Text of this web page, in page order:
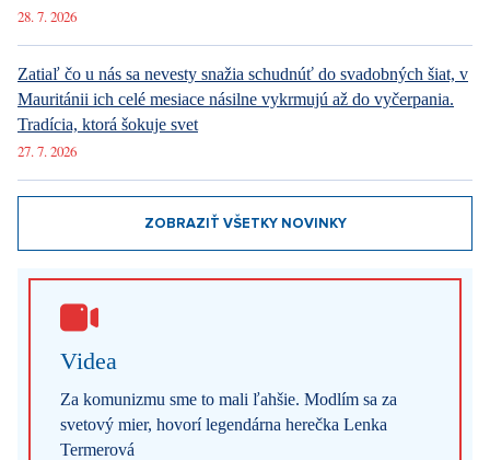
28. 7. 2026
Zatiaľ čo u nás sa nevesty snažia schudnúť do svadobných šiat, v
Mauritánii ich celé mesiace násilne vykrmujú až do vyčerpania.
Tradícia, ktorá šokuje svet
27. 7. 2026
ZOBRAZIŤ VŠETKY NOVINKY
Videa
Za komunizmu sme to mali ľahšie. Modlím sa za
svetový mier, hovorí legendárna herečka Lenka
Termerová